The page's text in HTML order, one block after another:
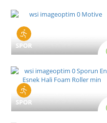
SPOR
SPOR